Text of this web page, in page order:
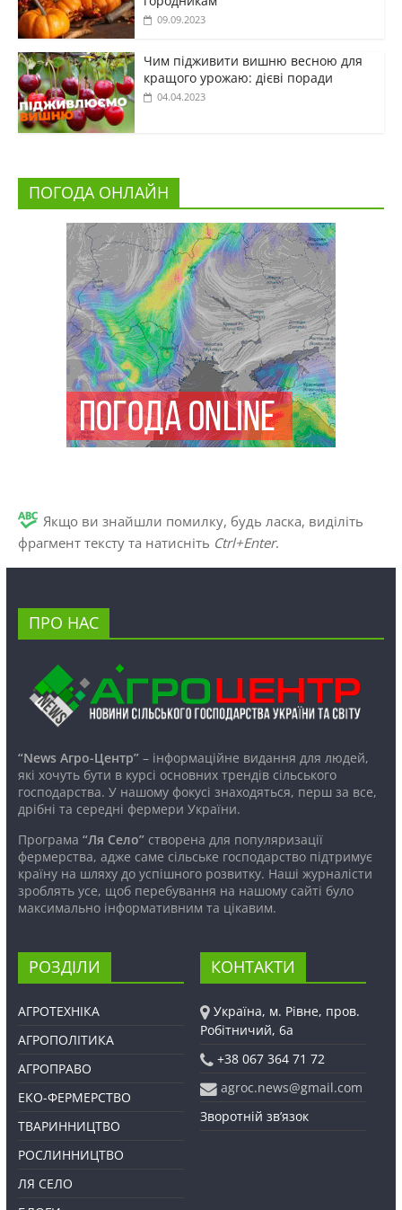
09.09.2023
Чим підживити вишню весною для
кращого урожаю: дієві поради
04.04.2023
ПОГОДА ОНЛАЙН
Якщо ви знайшли помилку, будь ласка, виділіть
фрагмент тексту та натисніть Ctrl+Enter.
ПРО НАС
“News Агро-Центр”– інформаційне видання для людей,
які хочуть бути в курсі основних трендів сільського
господарства. У нашому фокусі знаходяться, перш за все,
дрібні та середні фермери України.
Програма “Ля Село”створена для популяризації
фермерства, адже саме сільське господарство підтримує
країну на шляху до успішного розвитку. Наші журналісти
зроблять усе, щоб перебування на нашому сайті було
максимально інформативним та цікавим.
РОЗДІЛИ
АГРОТЕХНІКА
АГРОПОЛІТИКА
АГРОПРАВО
ЕКО-ФЕРМЕРСТВО
ТВАРИННИЦТВО
РОСЛИННИЦТВО
ЛЯ СЕЛО
КОНТАКТИ
Україна, м. Рівне, пров.
Робітничий, 6а
+38 067 364 71 72
agroc.news@gmail.com
Зворотній зв’язок